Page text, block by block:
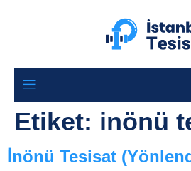
Etiket: inönü
İnönü Tesisat